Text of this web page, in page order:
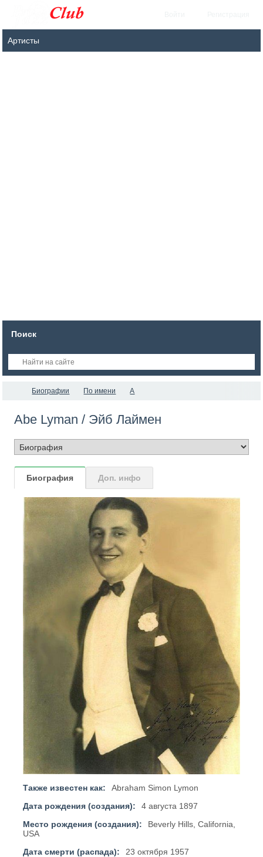
Поиск
Биографии По имени A
Abe Lyman / Эйб Лаймен
Биография Доп. инфо
Также известен как:
Abraham Simon Lymon
Дата рождения (создания):
4 августа 1897
Место рождения (создания):
Beverly Hills, California,
USA
Дата смерти (распада):
23 октября 1957